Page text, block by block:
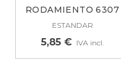
RODAMIENTO 6307
ZZ 481252028084
ESTANDAR
5,85 € IVA incl.